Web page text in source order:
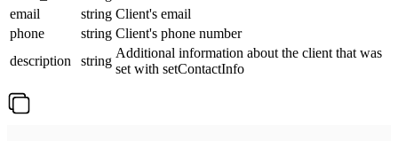
email
string Client's email
phone
string Client's phone number
description
string
Additional information about the client that was
set with setContactInfo